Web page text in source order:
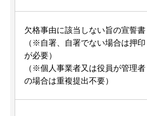
欠格事由に該当しない旨の宣誓書
（※自署、自署でない場合は押印
が必要）
（※個人事業者又は役員が管理者
の場合は重複提出不要）